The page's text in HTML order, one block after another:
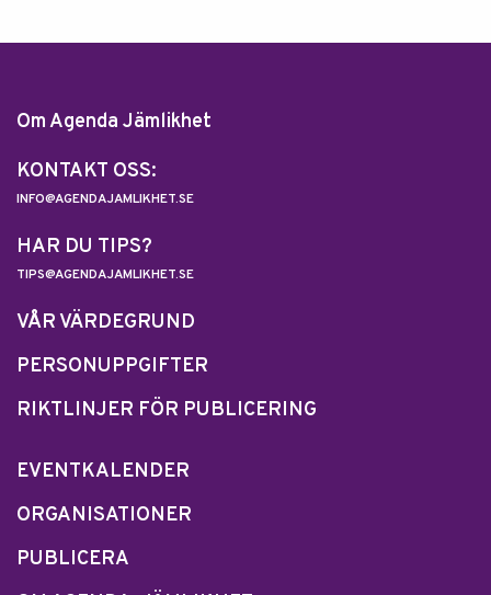
Om Agenda Jämlikhet
KONTAKT OSS:
INFO@AGENDAJAMLIKHET.SE
HAR DU TIPS?
TIPS@AGENDAJAMLIKHET.SE
VÅR VÄRDEGRUND
PERSONUPPGIFTER
RIKTLINJER FÖR PUBLICERING
EVENTKALENDER
ORGANISATIONER
PUBLICERA